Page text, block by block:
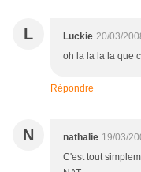
L Luckie 20/03/
oh la la la la que
Répondre
N nathalie 19/03/
C'est tout